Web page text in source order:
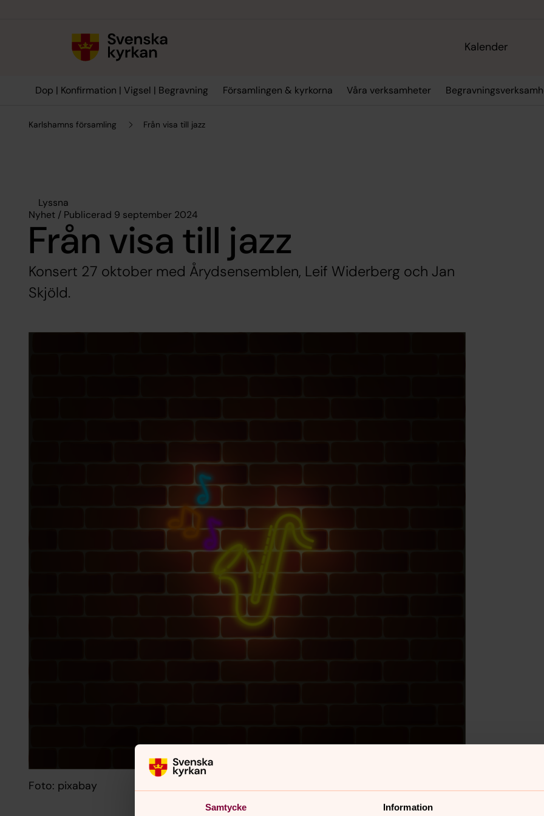
Samtycke Information
Kalender
Dop | Konfirmation | Vigsel | Begravning Församlingen & kyrkorna Våra verksamheter
Karlshamns församling Från visa till jazz
Lyssna
Nyhet / Publicerad 9 september 2024
Från visa till jazz
Konsert 27 oktober med Årydsensemblen, Leif Widerberg och Jan
Skjöld.
Foto: pixabay